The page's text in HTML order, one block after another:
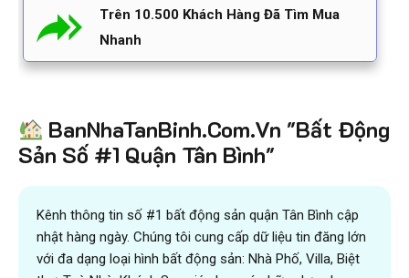
Trên 10.500 Khách Hàng Đã Tìm Mua
Nhanh
BanNhaTanBinh.Com.Vn "Bất Động
Sản Số #1 Quận Tân Bình"
Kênh thông tin số #1 bất động sản quận Tân Bình cập
nhật hàng ngày. Chúng tôi cung cấp dữ liệu tin đăng lớn
với đa dạng loại hình bất động sản: Nhà Phố, Villa, Biệt